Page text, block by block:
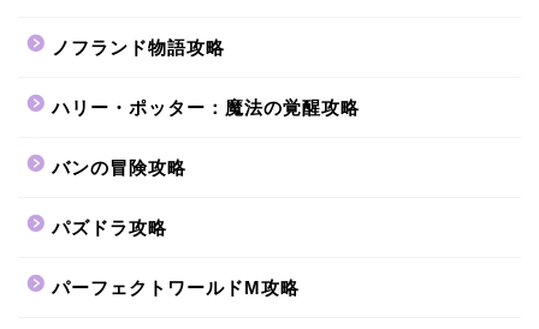
ノフランド物語攻略
ハリー・ポッター：魔法の覚醒攻略
バンの冒険攻略
パズドラ攻略
パーフェクトワールドM攻略